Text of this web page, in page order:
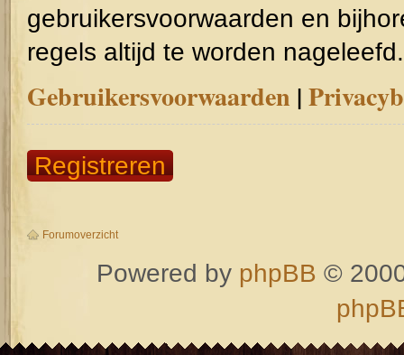
gebruikersvoorwaarden en
regels altijd te worden nageleefd.
Gebruikersvoorwaarden |
Registreren
Forumoverzicht
Powered by phpBB ©